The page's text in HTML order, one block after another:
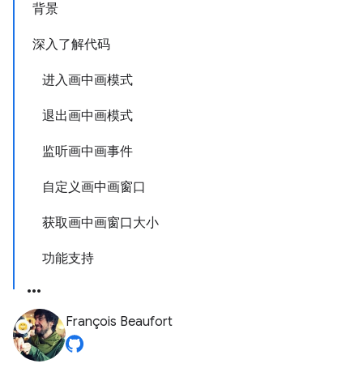
背景
深入了解代码
进入画中画模式
退出画中画模式
监听画中画事件
自定义画中画窗口
获取画中画窗口大小
功能支持
François Beaufort